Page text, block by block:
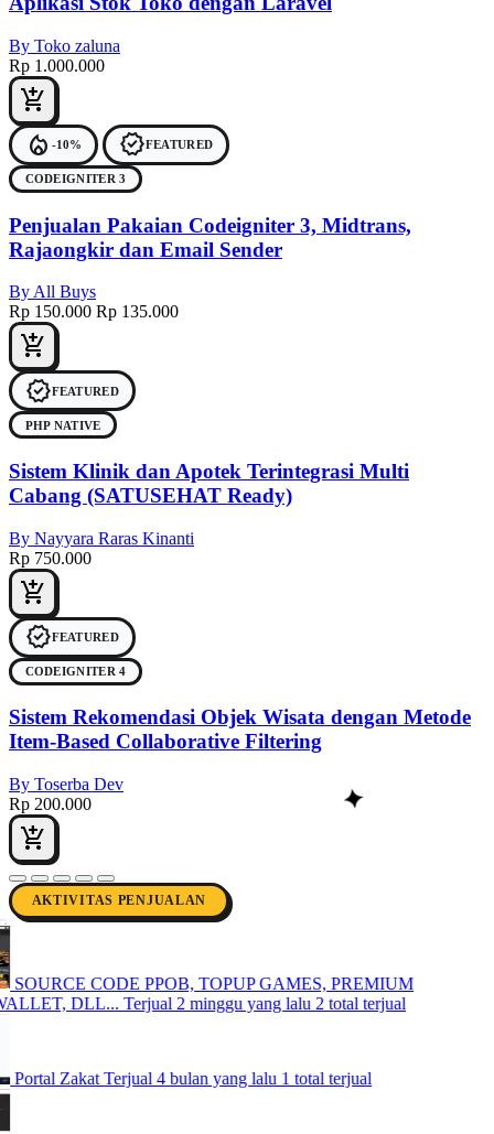
✦
By Toko zaluna
Rp 1.000.000
add_shopping_cart
local_fire_department -10% verifiedFEATURED
CODEIGNITER 3
Penjualan Pakaian Codeigniter 3, Midtrans,
Rajaongkir dan Email Sender
By All Buys
Rp 150.000 Rp 135.000
add_shopping_cart
verifiedFEATURED
PHP NATIVE
Sistem Klinik dan Apotek Terintegrasi Multi
Cabang (SATUSEHAT Ready)
By Nayyara Raras Kinanti
Rp 750.000
add_shopping_cart
verifiedFEATURED
CODEIGNITER 4
Sistem Rekomendasi Objek Wisata dengan Metode
Item-Based Collaborative Filtering
By Toserba Dev
Rp 200.000
add_shopping_cart
AKTIVITAS PENJUALAN
CODE PPOB, TOPUP GAMES, PREMIUM
DLL...Terjual 2 minggu yang lalu2 total terjual
Terjual 4 bulan yang lalu1 total terjual